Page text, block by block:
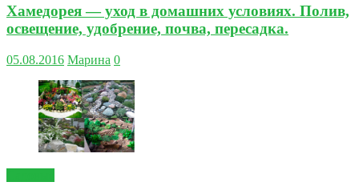
Хамедорея — уход в домашних условиях. Полив,
освещение, удобрение, почва, пересадка.
05.08.2016 Марина 0